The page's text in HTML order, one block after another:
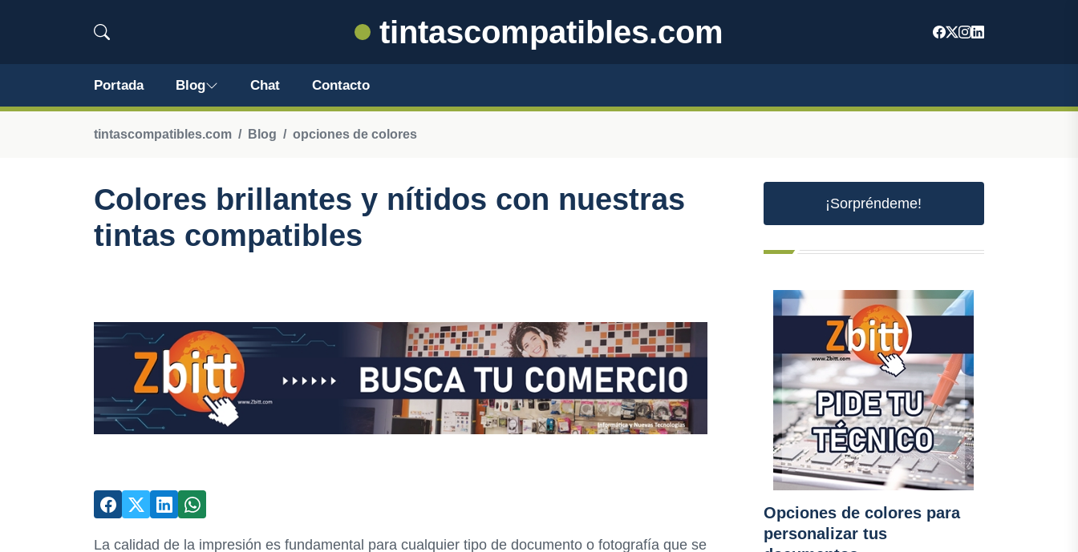
tintascompatibles.com
Portada Blog Chat Contacto
tintascompatibles.com Blog opciones de colores
Colores brillantes y nítidos con nuestras
tintas compatibles
La calidad de la impresión es fundamental para cualquier tipo de documento o fotografía que se
¡Sorpréndeme!
Opciones de colores para
personalizar tus